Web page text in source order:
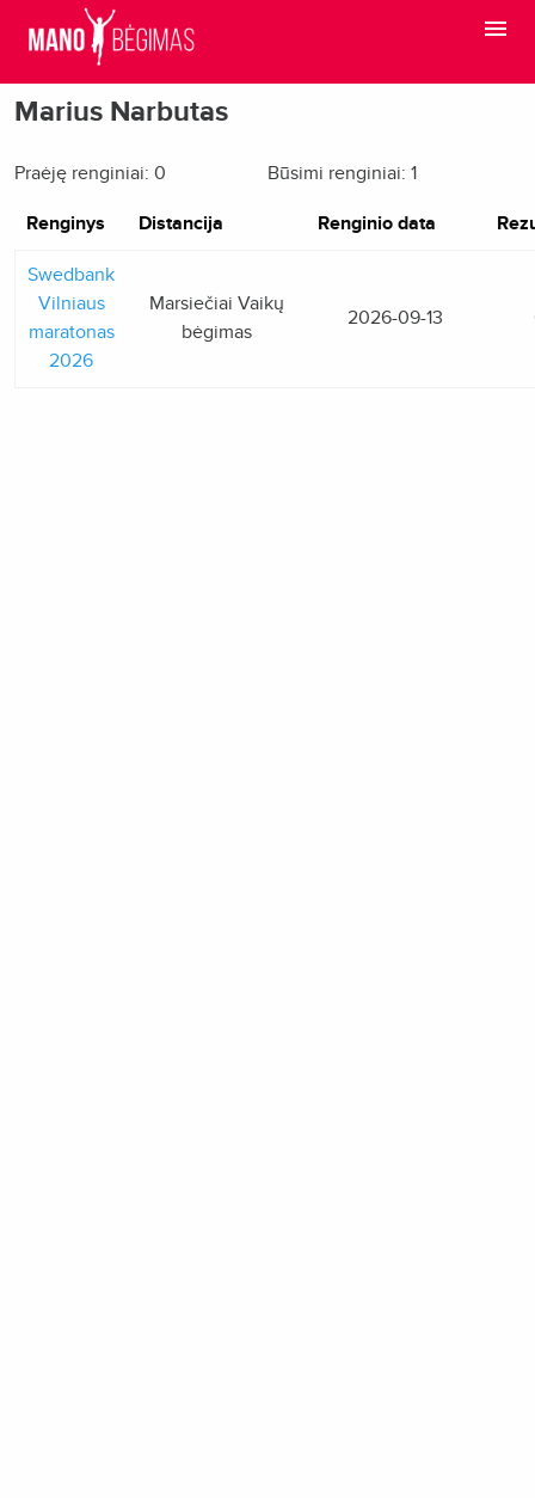
Marius Narbutas
Praėję renginiai: 0 Būsimi renginiai: 1
Renginys Distancija Renginio data
Swedbank
Vilniaus
maratonas
2026
Marsiečiai Vaikų
bėgimas
2026-09-13